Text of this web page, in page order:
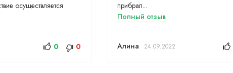
осуществляется
0 0
прибрал...
Полный отзыв
Алина 24.09.2022